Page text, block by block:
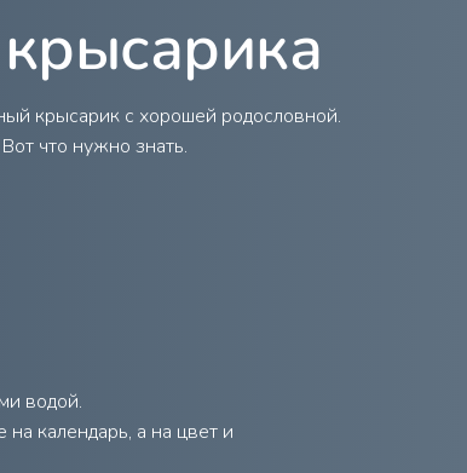
крысарик с хорошей родословной.
что нужно знать.
водой.
на календарь, а на цвет и